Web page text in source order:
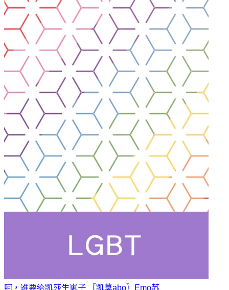
呵，谁要给凯莎生崽子 〖凯莫abo〗 Emo苏